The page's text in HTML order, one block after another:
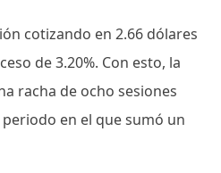
cotizando en 2.66 dólares
de 3.20%. Con esto, la
racha de ocho sesiones
en el que sumó un